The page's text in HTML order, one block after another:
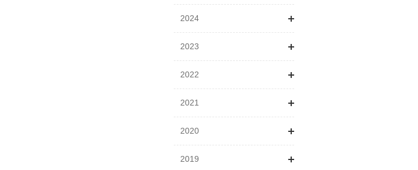
2024
1月
2月
3月
4月
5月
2023
1月
4月
5月
6月
2022
1月
2月
3月
2021
1月
2月
2020
1月
2019